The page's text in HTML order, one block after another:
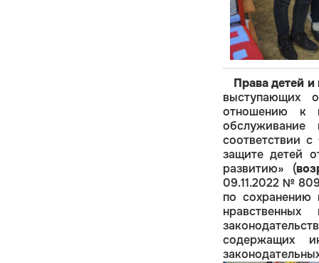
Права детей и
выступающих
отношению к
соответствии
защите детей
развитию» (
09.11.2022 №
по сохранению
содержащих